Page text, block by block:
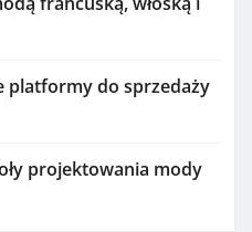
platformy do sprzedaży
projektowania mody